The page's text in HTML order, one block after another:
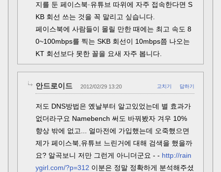
지를 둔 페이스북·유튜브 따위에 자주 접속한다면 S
KB 회선 쓰는 것을 꼭 말리고 싶습니다.
페이스북에 사람들이 몰릴 만한 때에는 최고 속도 8
0~100mbps를 찍는 SKB 회선이 10mbps쯤 나오는
KT 회선보다 못한 꼴을 요새 자주 봅니다.
안드로이드 2012/02/29 13:20 고치기 답하기
저도 DNS방법은 옜날부터 알고있었는데 별 효과가
없더라구요 Namebench 써도 바꿔봤자 겨우 10%
향상 밖에 없고... 얼마전에 가입했는데 오죽했으면
제가 페이스북,유튜브 느린거에 대해 검색을 했을까
요? 알곡보니 저만 그런게 아니더군요 - - http://rain
ygirl.com/?p=312 이분은 정말 정확하게 분석해주셨